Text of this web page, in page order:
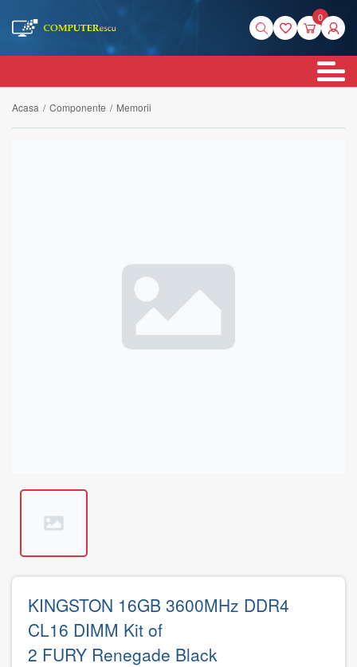
0
Acasa / Componente / Memorii
KINGSTON 16GB 3600MHz DDR4
CL16 DIMM Kit of
2 FURY Renegade Black